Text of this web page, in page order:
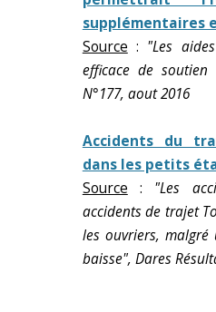
supplémentaires
Source : "Les
efficace de
N°177, aout 2016
Accidents du
dans les petits
Source : "Les
accidents de trajet
les ouvriers,
baisse", Dares